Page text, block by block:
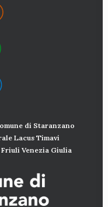
di Staranzano
Lacus Timavi
Venezia Giulia